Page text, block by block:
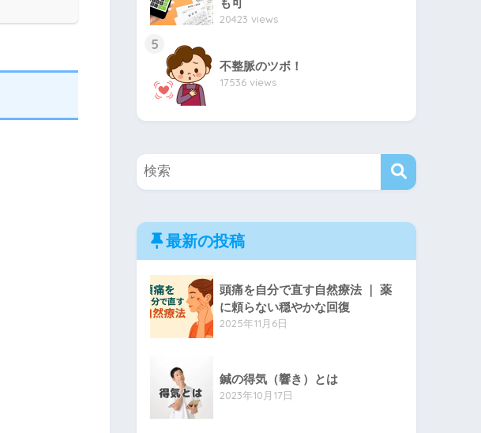
20423 views
5
不整脈のツボ！
17536 views
最新の投稿
頭痛を自分で直す自然療法 ｜ 薬
に頼らない穏やかな回復
2025年11月6日
鍼の得気（響き）とは
2023年10月17日